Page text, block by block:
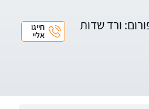
ורד שדות חייגו
אליי